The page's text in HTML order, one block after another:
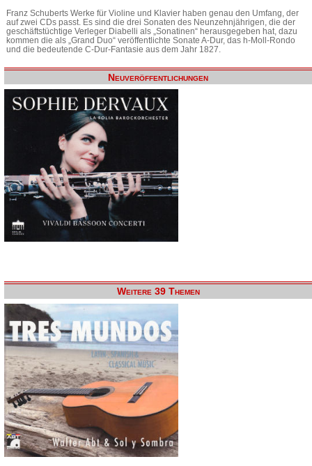
Franz Schuberts Werke für Violine und Klavier haben genau den Umfang, der
auf zwei CDs passt. Es sind die drei Sonaten des Neunzehnjährigen, die der
geschäftstüchtige Verleger Diabelli als „Sonatinen“ herausgegeben hat, dazu
kommen die als „Grand Duo“ veröffentlichte Sonate A-Dur, das h-Moll-Rondo
und die bedeutende C-Dur-Fantasie aus dem Jahr 1827.
Neuveröffentlichungen
Weitere 39 Themen